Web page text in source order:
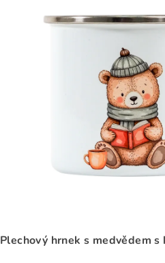
Plechový hrnek s medvědem s